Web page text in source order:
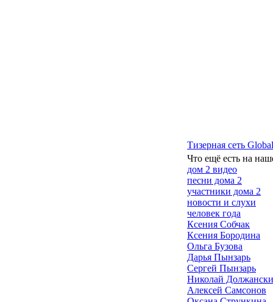
Тизерная сеть
Что ещё есть на
дом 2 видео
песни дома 2
участники дома 2
новости и слухи
человек года
Ксения Собчак
Ксения Бородина
Ольга Бузова
Дарья Пынзарь
Сергей Пынзарь
Николай
Алексей Самсонов